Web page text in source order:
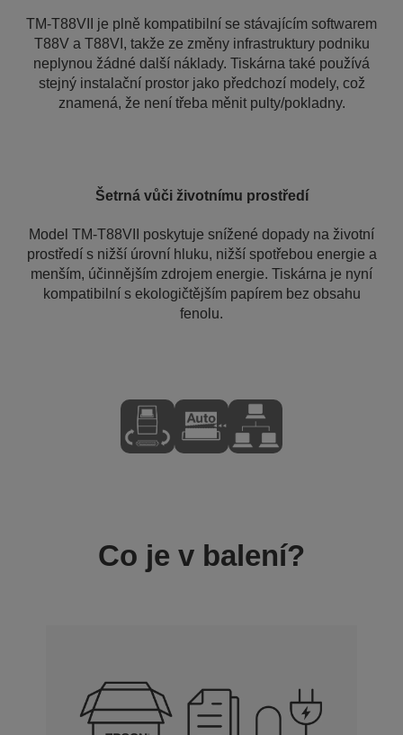
TM-T88VII je plně kompatibilní se stávajícím softwarem
T88V a T88VI, takže ze změny infrastruktury podniku
neplynou žádné další náklady. Tiskárna také používá
stejný instalační prostor jako předchozí modely, což
znamená, že není třeba měnit pulty/pokladny.
Šetrná vůči životnímu prostředí
Model TM-T88VII poskytuje snížené dopady na životní
prostředí s nižší úrovní hluku, nižší spotřebou energie a
menším, účinnějším zdrojem energie. Tiskárna je nyní
kompatibilní s ekologičtějším papírem bez obsahu
fenolu.
Co je v balení?